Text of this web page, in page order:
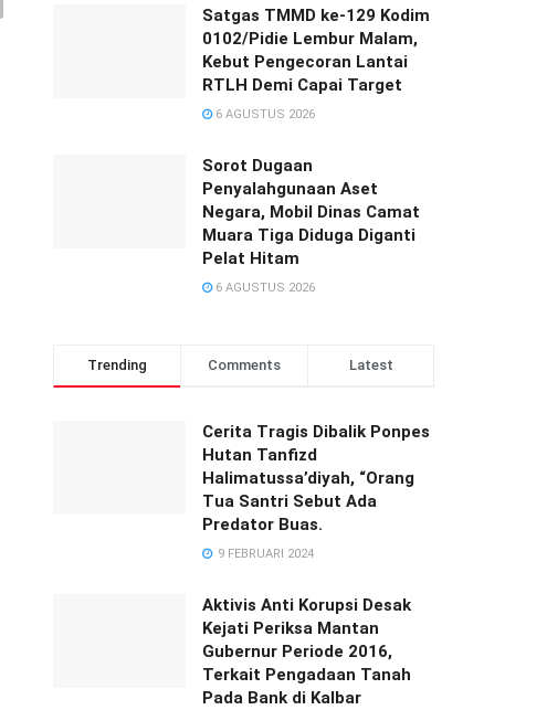
Satgas TMMD ke-129 Kodim
0102/Pidie Lembur Malam,
Kebut Pengecoran Lantai
RTLH Demi Capai Target
6 AGUSTUS 2026
Sorot Dugaan
Penyalahgunaan Aset
Negara, Mobil Dinas Camat
Muara Tiga Diduga Diganti
Pelat Hitam
6 AGUSTUS 2026
Trending Comments Latest
Cerita Tragis Dibalik Ponpes
Hutan Tanfizd
Halimatussa’diyah, “Orang
Tua Santri Sebut Ada
Predator Buas.
9 FEBRUARI 2024
Aktivis Anti Korupsi Desak
Kejati Periksa Mantan
Gubernur Periode 2016,
Terkait Pengadaan Tanah
Pada Bank di Kalbar